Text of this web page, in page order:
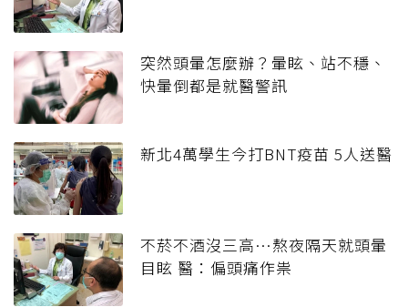
突然頭暈怎麼辦？暈眩、站不穩、
快暈倒都是就醫警訊
新北4萬學生今打BNT疫苗 5人送醫
不菸不酒沒三高…熬夜隔天就頭暈
目眩 醫：偏頭痛作祟